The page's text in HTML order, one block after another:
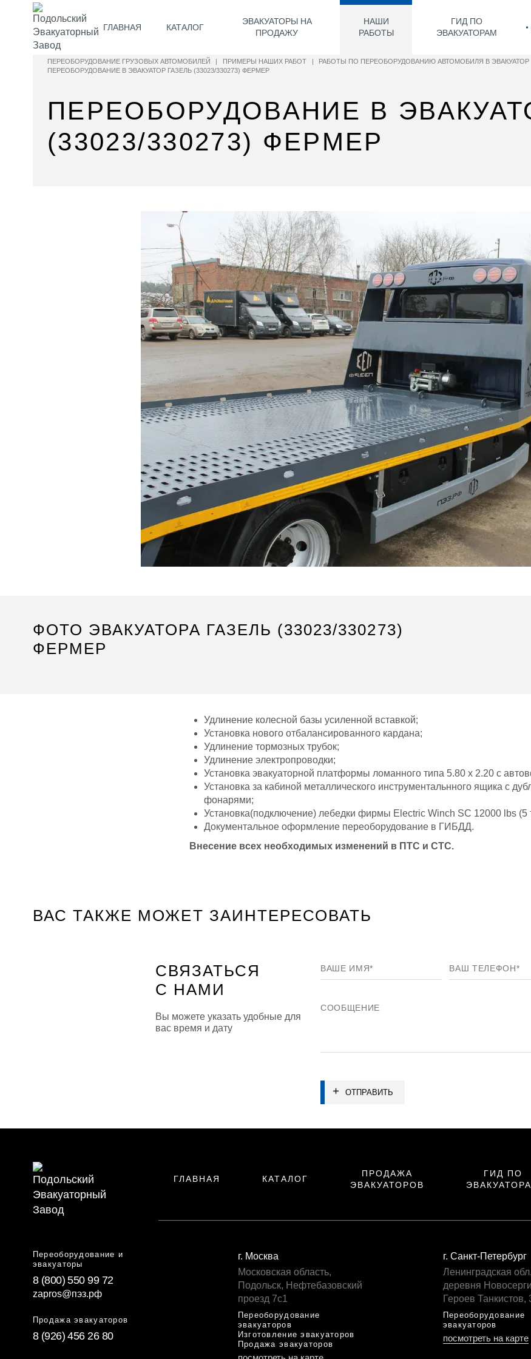
ГЛАВНАЯ КАТАЛОГ
ЭВАКУАТОРЫ НА
ПРОДАЖУ
НАШИ
РАБОТЫ
ГИД ПО
ЭВАКУАТОРАМ
ПЕРЕОБОРУДОВАНИЕ ГРУЗОВЫХ АВТОМОБИЛЕЙ | ПРИМЕРЫ НАШИХ РАБОТ | РАБОТЫ ПО ПЕРЕОБОРУДОВАНИЮ АВТОМОБИЛЯ В ЭВАКУАТОР
ПЕРЕОБОРУДОВАНИЕ В ЭВАКУАТОР ГАЗЕЛЬ (33023/330273) ФЕРМЕР
ПЕРЕОБОРУДОВАНИЕ В
(33023/330273) ФЕРМЕР
ФОТО ЭВАКУАТОРА ГАЗЕЛЬ (33023/330273)
ФЕРМЕР
Удлинение колесной базы усиленной вставкой;
Установка нового отбалансированного кардана;
Удлинение тормозных трубок;
Удлинение электропроводки;
Установка эвакуаторной платформы ломанного типа 5.80 х 2.20 с
Установка за кабиной металлического инструментальнного ящика с
фонарями;
Установка(подключение) лебедки фирмы Electric Winch SC 12000 lbs (5
Документальное оформление переоборудование в ГИБДД.
Внесение всех необходимых изменений в ПТС и СТС.
ВАС ТАКЖЕ МОЖЕТ ЗАИНТЕРЕСОВАТЬ
СВЯЗАТЬСЯ
С НАМИ
Вы можете указать удобные для
вас время и дату
ОТПРАВИТЬ
ГЛАВНАЯ КАТАЛОГ
ПРОДАЖА
ЭВАКУАТОРОВ
ГИД ПО
Переоборудование и
эвакуаторы
8 (800) 550 99 72
zapros@пэз.рф
Продажа эвакуаторов
8 (926) 456 26 80
г. Москва
Московская область,
Подольск, Нефтебазовский
проезд 7с1
Переоборудование
эвакуаторов
Изготовление эвакуаторов
Продажа эвакуаторов
г. Санкт-Петербург
Ленинградская
деревня
Героев Танкистов,
Переоборудование
эвакуаторов
посмотреть на карте